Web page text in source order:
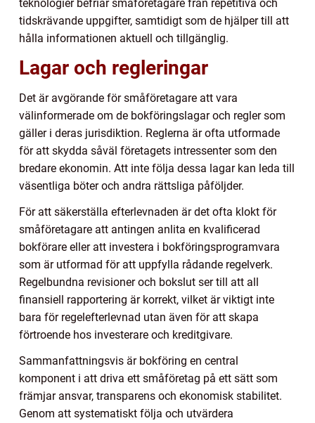
teknologier befriar småföretagare från repetitiva och
tidskrävande uppgifter, samtidigt som de hjälper till att
hålla informationen aktuell och tillgänglig.
Lagar och regleringar
Det är avgörande för småföretagare att vara
välinformerade om de bokföringslagar och regler som
gäller i deras jurisdiktion. Reglerna är ofta utformade
för att skydda såväl företagets intressenter som den
bredare ekonomin. Att inte följa dessa lagar kan leda till
väsentliga böter och andra rättsliga påföljder.
För att säkerställa efterlevnaden är det ofta klokt för
småföretagare att antingen anlita en kvalificerad
bokförare eller att investera i bokföringsprogramvara
som är utformad för att uppfylla rådande regelverk.
Regelbundna revisioner och bokslut ser till att all
finansiell rapportering är korrekt, vilket är viktigt inte
bara för regelefterlevnad utan även för att skapa
förtroende hos investerare och kreditgivare.
Sammanfattningsvis är bokföring en central
komponent i att driva ett småföretag på ett sätt som
främjar ansvar, transparens och ekonomisk stabilitet.
Genom att systematiskt följa och utvärdera